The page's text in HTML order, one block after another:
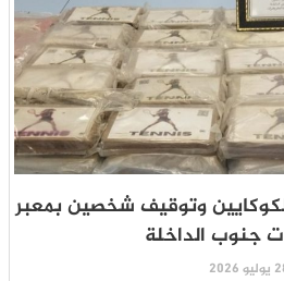
من الكوكايين وتوقيف شخصين بمعبر
جنوب الداخلة
2026